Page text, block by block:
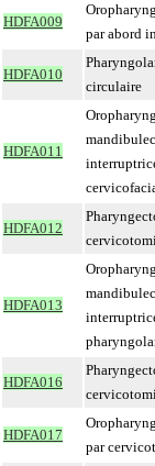
HDFA009
par abord
HDFA010
circulaire
HDFA011
HDFA012
HDFA013
HDFA016
HDFA017
par